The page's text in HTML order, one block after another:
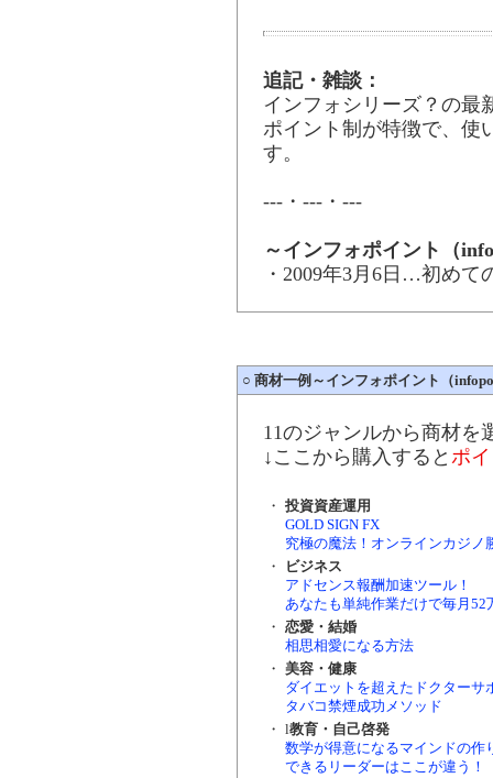
追記・雑談：
インフォシリーズ？の最
ポイント制が特徴で、使
す。
---・---・---
～インフォポイント（
・2009年3月6日…初めて
○ 商材一例～インフォポイント（
11のジャンルから商材を
↓ここから購入すると ポ
・ 投資資産運用
GOLD SIGN FX
究極の魔法！オンラインカジノ
・
ビジネス
アドセンス報酬加速ツール！
あなたも単純作業だけで毎月52
・ 恋愛・結婚
相思相愛になる方法
・ 美容・健康
ダイエットを超えたドクターサ
タバコ禁煙成功メソッド
・ l教育・自己啓発
数学が得意になるマインドの作
できるリーダーはここが違う！